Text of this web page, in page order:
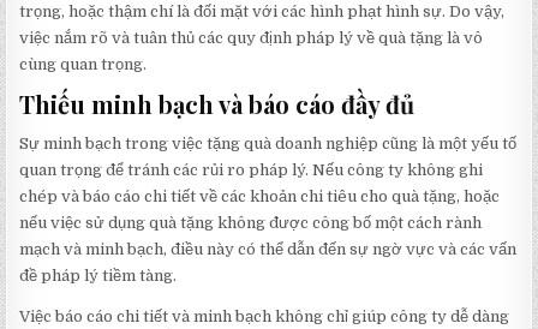
trọng, hoặc thậm chí là đối mặt với các hình phạt hình sự. Do vậy,
việc nắm rõ và tuân thủ các quy định pháp lý về quà tặng là vô
cùng quan trọng.
Thiếu minh bạch và báo cáo đầy đủ
Sự minh bạch trong việc tặng quà doanh nghiệp cũng là một yếu tố
quan trọng để tránh các rủi ro pháp lý. Nếu công ty không ghi
chép và báo cáo chi tiết về các khoản chi tiêu cho quà tặng, hoặc
nếu việc sử dụng quà tặng không được công bố một cách rành
mạch và minh bạch, điều này có thể dẫn đến sự ngờ vực và các vấn
đề pháp lý tiềm tàng.
Việc báo cáo chi tiết và minh bạch không chỉ giúp công ty dễ dàng